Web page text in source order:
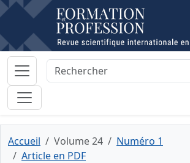
Accueil Volume 24
Numéro 1
Article en PDF